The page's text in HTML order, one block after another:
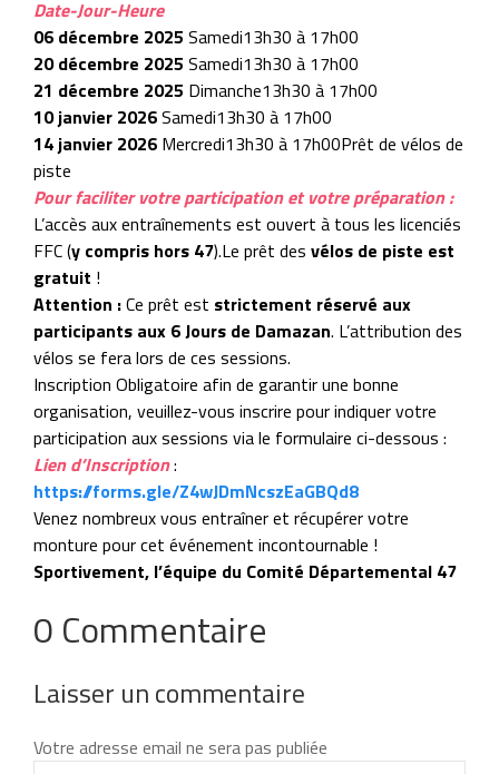
Date-Jour-Heure
06 décembre 2025 Samedi13h30 à 17h00
20 décembre 2025 Samedi13h30 à 17h00
21 décembre 2025 Dimanche13h30 à 17h00
10 janvier 2026Samedi13h30 à 17h00
14 janvier 2026 Mercredi13h30 à 17h00Prêt de vélos de
piste
Pour faciliter votre participation et votre préparation :
L’accès aux entraînements est ouvert à tous les licenciés
FFC (y compris hors 47).Le prêt des vélos de piste est
gratuit !
Attention :Ce prêt est strictement réservé aux
participants aux 6 Jours de Damazan. L’attribution des
vélos se fera lors de ces sessions.
Inscription Obligatoire afin de garantir une bonne
organisation, veuillez-vous inscrire pour indiquer votre
participation aux sessions via le formulaire ci-dessous :
Lien d’Inscription:
https://forms.gle/Z4wJDmNcszEaGBQd8
Venez nombreux vous entraîner et récupérer votre
monture pour cet événement incontournable !
Sportivement, l’équipe du Comité Départemental 47
0 Commentaire
Laisser un commentaire
Votre adresse email ne sera pas publiée